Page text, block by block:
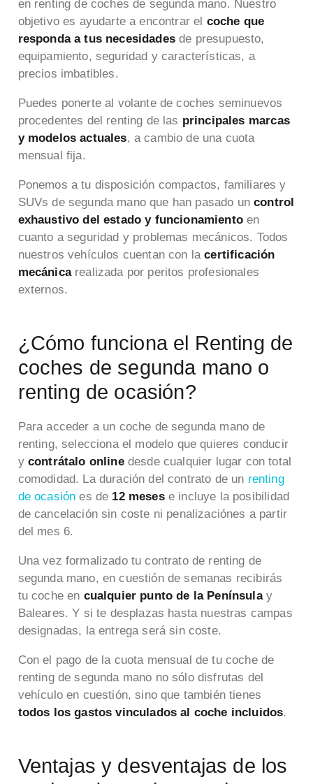
en renting de coches de segunda mano. Nuestro
objetivo es ayudarte a encontrar el coche que
responda a tus necesidadesde presupuesto,
equipamiento, seguridad y características, a
precios imbatibles.
Puedes ponerte al volante de coches seminuevos
procedentes del renting de las principales marcas
y modelos actuales, a cambio de una cuota
mensual fija.
Ponemos a tu disposición compactos, familiares y
SUVs de segunda mano que han pasado uncontrol
exhaustivo del estado y funcionamientoen
cuanto a seguridad y problemas mecánicos. Todos
nuestros vehículos cuentan con lacertificación
mecánica realizada por peritos profesionales
externos.
¿Cómo funciona el Renting de
coches de segunda mano o
renting de ocasión?
Para acceder a un coche de segunda mano de
renting, selecciona el modelo que quieres conducir
y contrátalo onlinedesde cualquier lugar con total
comodidad. La duración del contrato de un renting
de ocasión es de 12 meses e incluye la posibilidad
de cancelación sin coste ni penalizaciónes a partir
del mes 6.
Una vez formalizado tu contrato de renting de
segunda mano, en cuestión de semanas recibirás
tu coche en cualquier punto de la Península y
Baleares. Y si te desplazas hasta nuestras campas
designadas, la entrega será sin coste.
Con el pago de la cuota mensual de tu coche de
renting de segunda mano no sólo disfrutas del
vehículo en cuestión, sino que también tienes
todos los gastos vinculados al coche incluidos.
Ventajas y desventajas de los